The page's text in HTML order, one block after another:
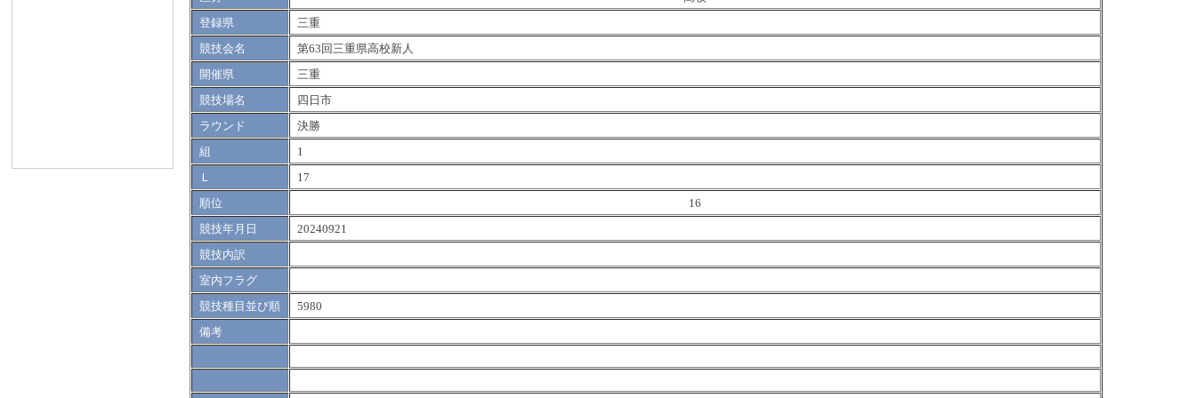
登録県
三重
競技会名
第63回三重県高校新人
開催県
三重
競技場名
四日市
ラウンド
決勝
組
1
Ｌ
17
順位
16
競技年月日
20240921
競技内訳
室内フラグ
競技種目並び順
5980
備考